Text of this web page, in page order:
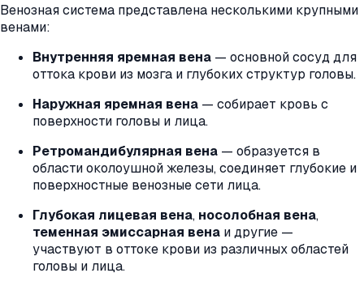
Венозная система представлена несколькими крупными
венами:
Внутренняя яремная вена — основной сосуд для
оттока крови из мозга и глубоких структур головы.
Наружная яремная вена — собирает кровь с
поверхности головы и лица.
Ретромандибулярная вена — образуется в
области околоушной железы, соединяет глубокие и
поверхностные венозные сети лица.
Глубокая лицевая вена, носолобная вена,
теменная эмиссарная вена и другие —
участвуют в оттоке крови из различных областей
головы и лица.